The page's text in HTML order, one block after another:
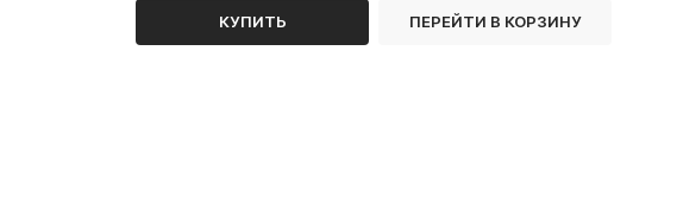
КУПИТЬ ПЕРЕЙТИ В КОРЗИНУ